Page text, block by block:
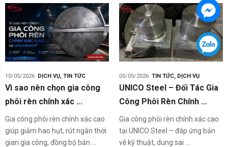
10/05/2026 DỊCH VỤ, TIN TỨC
Vì sao nên chọn gia công
phôi rèn chính xác ...
Gia công phôi rèn chính xác cao
giúp giảm hao hụt, rút ngắn thời
gian gia công, đồng bộ bản ...
05/05/2026 TIN TỨC, DỊCH VỤ
UNICO Steel – Đối Tác Gia
Công Phôi Rèn Chính ...
Gia công phôi rèn chính xác cao
tại UNICO Steel – đáp ứng bản
vẽ kỹ thuật, dung sai ...